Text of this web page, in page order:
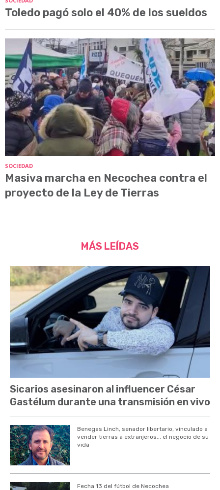
Toledo pagó solo el 40% de los sueldos
SOCIEDAD
Masiva marcha en Necochea contra el
proyecto de la Ley de Tierras
MÁS LEÍDAS
Sicarios asesinaron al influencer César
Gastélum durante una transmisión en vivo
Benegas Linch, senador libertario, vinculado a
vender tierras a extranjeros... el negocio de su
vida
Fecha 13 del fútbol de Necochea